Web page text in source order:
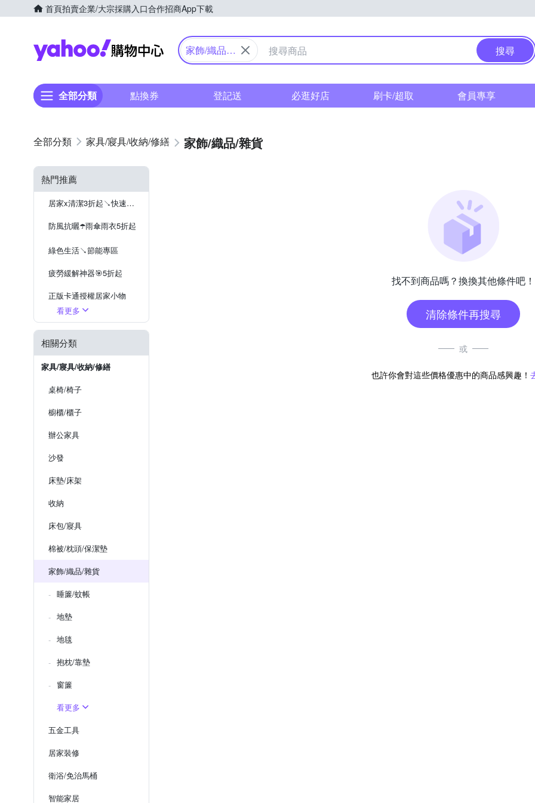
首頁拍賣企業/大宗採購入口合作招商App下載
Yahoo購物中心
家飾/織品/
搜尋
全部分類 點換券 登記送 必逛好店 刷卡/超取 會員專享
家具/寢具/收納/修繕 家飾/織品/雜貨
熱門推薦
居家x清潔3折起↘快速到貨
防風抗曬☂️雨傘雨衣5折起
綠色生活↘節能專區
疲勞緩解神器🎯5折起
正版卡通授權居家小物
停電防災必備
看更多
相關分類
家具/寢具/收納/修繕
桌椅/椅子
櫥櫃/櫃子
辦公家具
沙發
床墊/床架
收納
床包/寢具
棉被/枕頭/保潔墊
家飾/織品/雜貨
睡簾/蚊帳
地墊
地毯
抱枕/靠墊
窗簾
看更多
五金工具
居家裝修
衛浴/免治馬桶
智能家居
找不到商品嗎？換換其他條件吧！
清除條件再搜尋
或
也許你會對這些價格優惠中的商品感興趣！